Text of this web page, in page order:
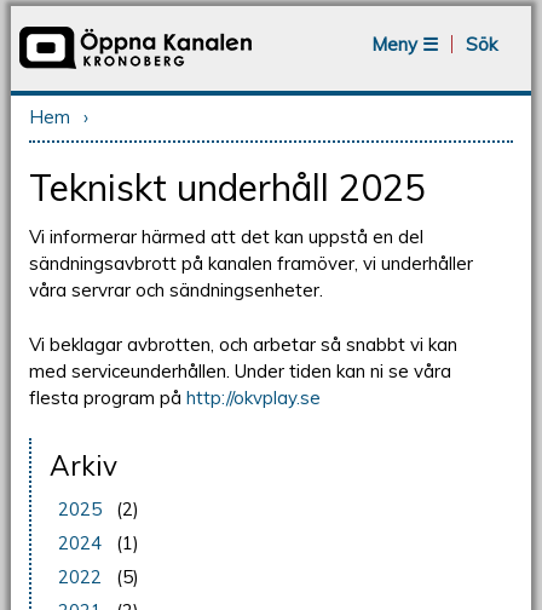
Meny ☰
Sök
Du är här
Hem ›
Tekniskt underhåll 2025
Vi informerar härmed att det kan uppstå en del
sändningsavbrott på kanalen framöver, vi underhåller
våra servrar och sändningsenheter.
Vi beklagar avbrotten, och arbetar så snabbt vi kan
med serviceunderhållen. Under tiden kan ni se våra
flesta program på http://okvplay.se
Arkiv
2025
(2)
2024
(1)
2022
(5)